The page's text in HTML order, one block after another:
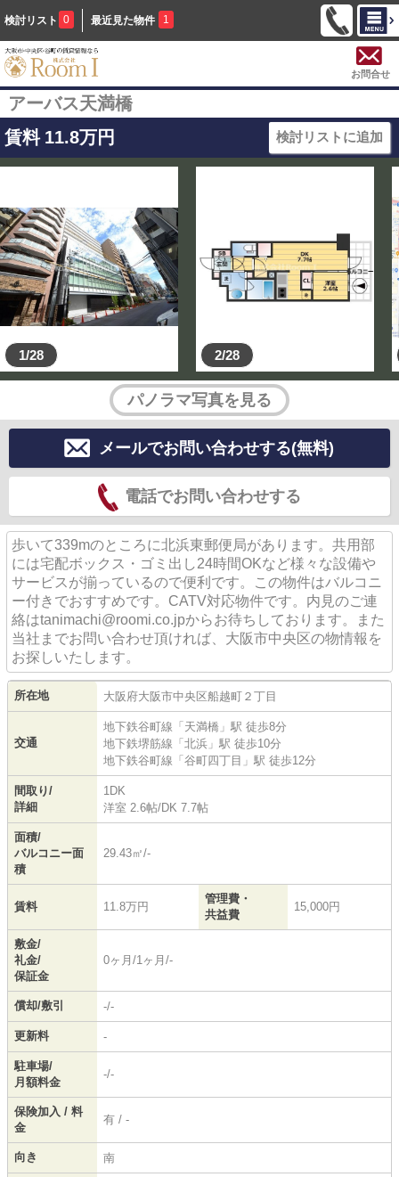
検討リスト 0 最近見た物件 1
お問合せ
アーバス天満橋
賃料 11.8万円 検討リストに追加
1/28 2/28
パノラマ写真を見る
メールでお問い合わせする(無料)
電話でお問い合わせする
歩いて339mのところに北浜東郵便局があります。共用部
には宅配ボックス・ゴミ出し24時間OKなど様々な設備や
サービスが揃っているので便利です。この物件はバルコニ
ー付きでおすすめです。CATV対応物件です。内見のご連
絡はtanimachi@roomi.co.jpからお待ちしております。また
当社までお問い合わせ頂ければ、大阪市中央区の物情報を
お探しいたします。
所在地 大阪府大阪市中央区船越町 ２丁目
交通
地下鉄谷町線 「 天満橋 」駅 徒歩8分
地下鉄堺筋線 「 北浜 」駅 徒歩10分
地下鉄谷町線 「 谷町四丁目 」駅 徒歩12分
間取り/
詳細
1DK
洋室 2.6帖/DK 7.7帖
面積/
バルコニー面
積
29.43㎡/-
賃料 11.8万円
管理費・
共益費
15,000円
敷金/
礼金/
保証金
0ヶ月/1ヶ月/-
償却/敷引 -/-
更新料 -
駐車場/
月額料金
-/-
保険加入 / 料
金
有 / -
向き 南